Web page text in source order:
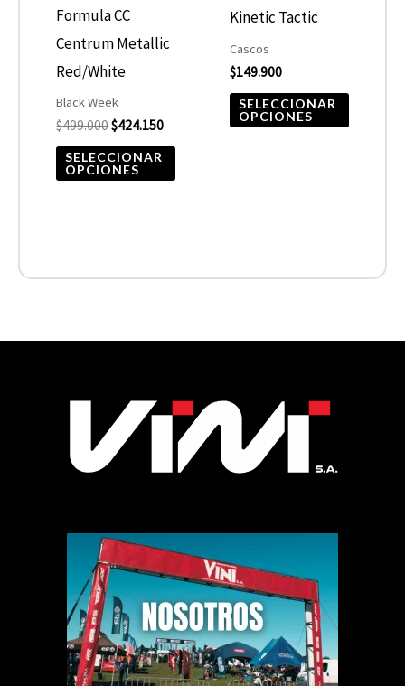
Formula CC
Centrum Metallic
Red/White
Black Week
$499.000$424.150
SELECCIONAR
OPCIONES
página
de
Kinetic Tactic
Cascos
$149.900
SELECCIONAR
OPCIONES
en
la